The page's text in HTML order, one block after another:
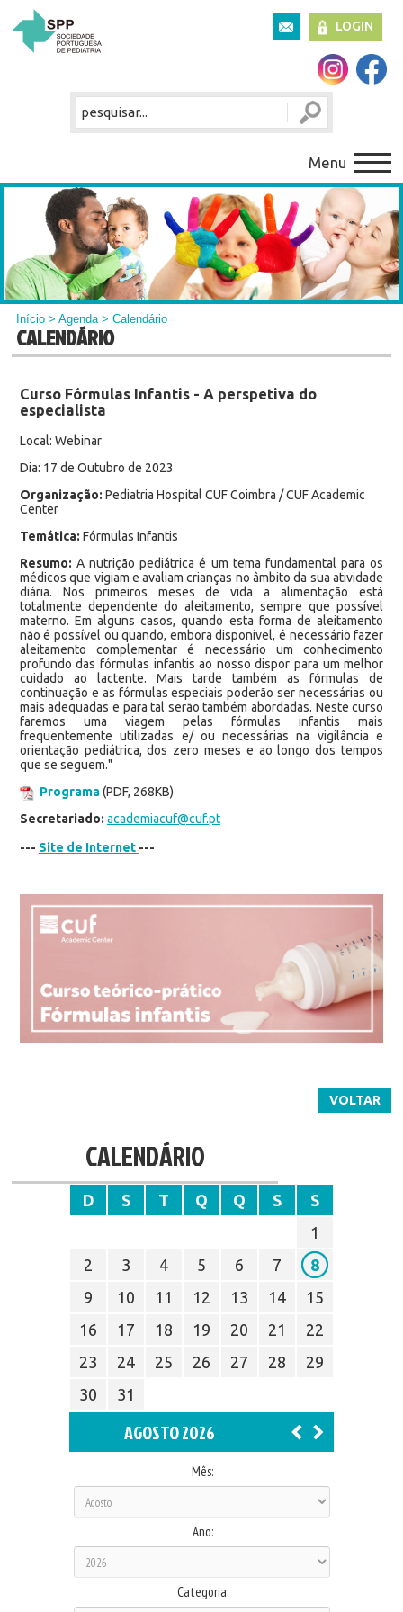
LOGIN
Menu
Início >Agenda> Calendário
CALENDÁRIO
Curso Fórmulas Infantis - A perspetiva do
especialista
Local: Webinar
Dia: 17 de Outubro de 2023
Organização: Pediatria Hospital CUF Coimbra / CUF Academic
Center
Temática: Fórmulas Infantis
Resumo: A nutrição pediátrica é um tema fundamental para os
médicos que vigiam e avaliam crianças no âmbito da sua atividade
diária. Nos primeiros meses de vida a alimentação está
totalmente dependente do aleitamento, sempre que possível
materno. Em alguns casos, quando esta forma de aleitamento
não é possível ou quando, embora disponível, é necessário fazer
aleitamento complementar é necessário um conhecimento
profundo das fórmulas infantis ao nosso dispor para um melhor
cuidado ao lactente. Mais tarde também as fórmulas de
continuação e as fórmulas especiais poderão ser necessárias ou
mais adequadas e para tal serão também abordadas. Neste curso
faremos uma viagem pelas fórmulas infantis mais
frequentemente utilizadas e/ ou necessárias na vigilância e
orientação pediátrica, dos zero meses e ao longo dos tempos
que se seguem."
Programa(PDF, 268KB)
Secretariado: academiacuf@cuf.pt
--- Site de Internet ---
VOLTAR
CALENDÁRIO
D S T Q Q S
S
1
2
3 4 5 6 7
8
9
10 11 12 13 14
15
16
17 18 19 20 21
22
23
24 25 26 27 28
29
30
31
AGOSTO 2026
Mês:
Ano:
Categoria: